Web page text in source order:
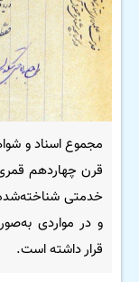
مجموع اسناد و
قرن چهاردهم
خدمتی
و در مواردی
قرار داشته است.